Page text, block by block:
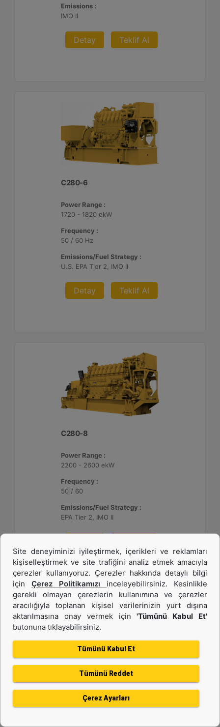
Emissions :
IMO II
Detay Teklif Al
C280-6
Power Range :
1720 - 1820 ekW
Frequency :
50 / 60 Hz
Emissions/Fuel Strategy :
U.S. EPA Tier 2, IMO II
Detay Teklif Al
C280-8
Power Range :
2200 - 2600 ekW
Frequency :
50 / 60
Emissions/Fuel Strategy :
EPA Tier 2, IMO II
C280-12
Power Range :
Site deneyiminizi iyileştirmek, içerikleri ve reklamları
kişiselleştirmek ve site trafiğini analiz etmek amacıyla
çerezler kullanıyoruz. Çerezler hakkında detaylı bilgi
için Çerez Politikamızı inceleyebilirsiniz. Kesinlikle
gerekli olmayan çerezlerin kullanımına ve çerezler
aracılığıyla toplanan kişisel verilerinizin yurt dışına
aktarılmasına onay vermek için'Tümünü Kabul Et'
butonuna tıklayabilirsiniz.
Tümünü Kabul Et
Tümünü Reddet
Çerez Ayarları